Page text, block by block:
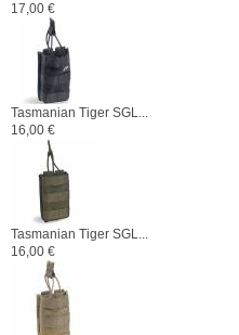
17,00 €
Tasmanian Tiger SGL...
16,00 €
Tasmanian Tiger SGL...
16,00 €